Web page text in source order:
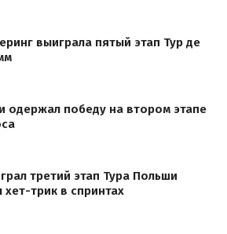
выиграла пятый этап Тур де
одержал победу на втором этапе
третий этап Тура Польши
трик в спринтах